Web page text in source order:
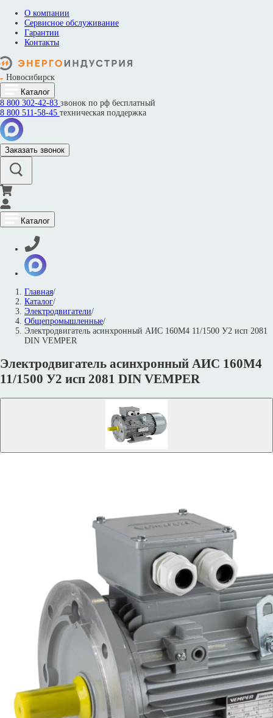
О компании
Сервисное обслуживание
Гарантии
Контакты
Новосибирск
Каталог
8 800 302-42-83 звонок по рф бесплатный
8 800 511-58-45 техническая поддержка
Заказать звонок
Каталог
Главная/
Каталог/
Электродвигатели/
Общепромышленные/
Электродвигатель асинхронный АИС 160М4 11/1500 У2 исп 2081
DIN VEMPER
Электродвигатель асинхронный АИС 160М4
11/1500 У2 исп 2081 DIN VEMPER